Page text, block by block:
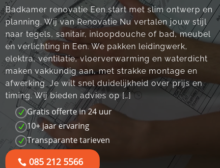
Badkamer renovatie Een start met slim ontwerp en
planning. Wij van Renovatie Nu vertalen jouw stijl
naar tegels, sanitair, inloopdouche of bad, meubel
en verlichting in Een. We pakken leidingwerk,
elektra, ventilatie, vloerverwarming en waterdicht
maken vakkundig aan, met strakke montage en
afwerking. Je wilt snel duidelijkheid over prijs en
timing. Wij bieden advies op […]
N Gratis offerte in 24 uur
N 10+ jaar ervaring
N Transparante tarieven
085 212 5566